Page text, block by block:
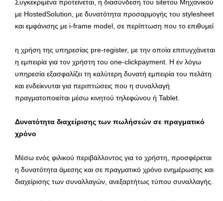
Συγκεκριμένα προτείνεται, η διασύνδεση του siteτου Μηχανικού
με HostedSolution, με δυνατότητα προσαρμογής του stylesheet
και εμφάνισης με i-frame model, σε περίπτωση που το επιθυμεί
η χρήση της υπηρεσίας pre-register, με την οποία επιτυγχάνεται
η εμπειρία για τον χρήστη του one-clickpayment. Η εν λόγω
υπηρεσία εξασφαλίζει τη καλύτερη δυνατή εμπειρία του πελάτη
και ενδείκνυται για περιπτώσεις που η συναλλαγή
πραγματοποιείται μέσω κινητού τηλεφώνου ή Tablet.
Δυνατότητα διαχείρισης των πωλήσεών σε πραγματικό
χρόνο
Μέσω ενός φιλικού περιβάλλοντος για το χρήστη, προσφέρεται
η δυνατότητα άμεσης και σε πραγματικό χρόνο ενημέρωσης και
διαχείρισης των συναλλαγών, ανεξαρτήτως τύπου συναλλαγής.